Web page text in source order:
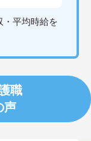
平均時給を
職
声